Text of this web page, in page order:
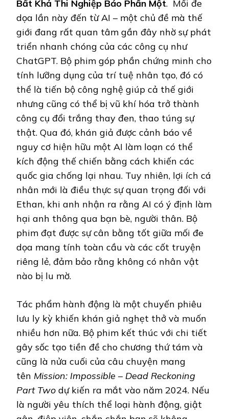
Bất Khả Thi Nghiệp Báo Phần Một. Mối đe
dọa lần này đến từ AI – một chủ đề mà thế
giới đang rất quan tâm gần đây nhờ sự phát
triển nhanh chóng của các công cụ như
ChatGPT. Bộ phim góp phần chứng minh cho
tính lưỡng dụng của trí tuệ nhân tạo, đó có
thể là tiến bộ công nghệ giúp cả thế giới
nhưng cũng có thể bị vũ khí hóa trở thành
công cụ đổi trắng thay đen, thao túng sự
thật. Qua đó, khán giả được cảnh báo về
nguy cơ hiện hữu một AI làm loạn có thể
kích động thế chiến bằng cách khiến các
quốc gia chống lại nhau. Tuy nhiên, lợi ích cá
nhân mới là điều thực sự quan trọng đối với
Ethan, khi anh nhận ra rằng AI có ý định làm
hại anh thông qua bạn bè, người thân. Bộ
phim đạt được sự cân bằng tốt giữa mối đe
dọa mang tính toàn cầu và các cốt truyện
riêng lẻ, đảm bảo rằng không có nhân vật
nào bị lu mờ.
Tác phẩm hành động là một chuyến phiêu
lưu ly kỳ khiến khán giả nghẹt thở và muốn
nhiều hơn nữa. Bộ phim kết thúc với chi tiết
gây sốc tạo tiền đề cho chương thứ tám và
cũng là nửa cuối của câu chuyện mang
tên Mission: Impossible – Dead Reckoning
Part Two dự kiến ra mắt vào năm 2024. Nếu
là người yêu thích thể loại hành động, giật